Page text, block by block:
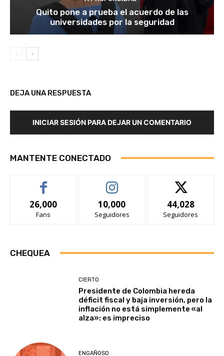
Quito pone a prueba el acuerdo de las
universidades por la seguridad
DEJA UNA RESPUESTA
INICIAR SESIÓN PARA DEJAR UN COMENTARIO
MANTENTE CONECTADO
26,000
Fans
10,000
Seguidores
44,028
Seguidores
CHEQUEA
CIERTO
Presidente de Colombia hereda
déficit fiscal y baja inversión, pero la
inflación no está simplemente «al
alza»: es impreciso
ENGAÑOSO